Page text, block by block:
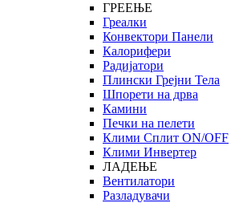
ГРЕЕЊЕ
Греалки
Конвектори Панели
Калорифери
Радијатори
Плински Грејни Тела
Шпорети на дрва
Камини
Печки на пелети
Клими Сплит ON/OFF
Клими Инвертер
ЛАДЕЊЕ
Вентилатори
Разладувачи